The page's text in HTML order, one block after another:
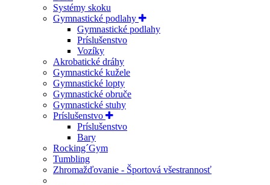
Systémy skoku
Gymnastické podlahy
Gymnastické podlahy
Príslušenstvo
Vozíky
Akrobatické dráhy
Gymnastické kužele
Gymnastické lopty
Gymnastické obruče
Gymnastické stuhy
Príslušenstvo
Príslušenstvo
Bary
Rocking´Gym
Tumbling
Zhromažďovanie - Športová všestrannosť